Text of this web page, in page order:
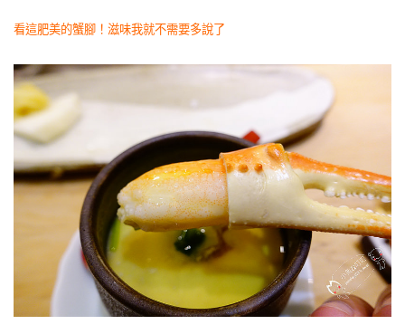
看這肥美的蟹腳！滋味我就不需要多說了